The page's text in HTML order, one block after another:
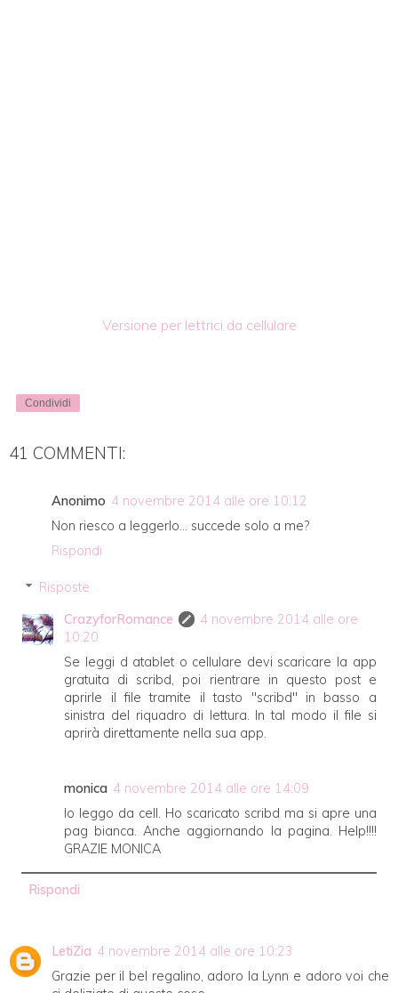
Versione per lettrici da cellulare
Condividi
41 COMMENTI:
Anonimo 4 novembre 2014 alle ore 10:12
Non riesco a leggerlo... succede solo a me?
Rispondi
Risposte
CrazyforRomance
4 novembre 2014 alle ore
10:20
Se leggi d atablet o cellulare devi scaricare la app
gratuita di scribd, poi rientrare in questo post e
aprirle il file tramite il tasto "scribd" in basso a
sinistra del riquadro di lettura. In tal modo il file si
aprirà direttamente nella sua app.
monica 4 novembre 2014 alle ore 14:09
Io leggo da cell. Ho scaricato scribd ma si apre una
pag bianca. Anche aggiornando la pagina. Help!!!!
GRAZIE MONICA
Rispondi
LetiZia 4 novembre 2014 alle ore 10:23
Grazie per il bel regalino, adoro la Lynn e adoro voi che